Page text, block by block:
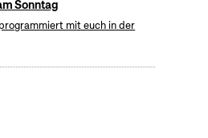
Sonntag
mit euch in der